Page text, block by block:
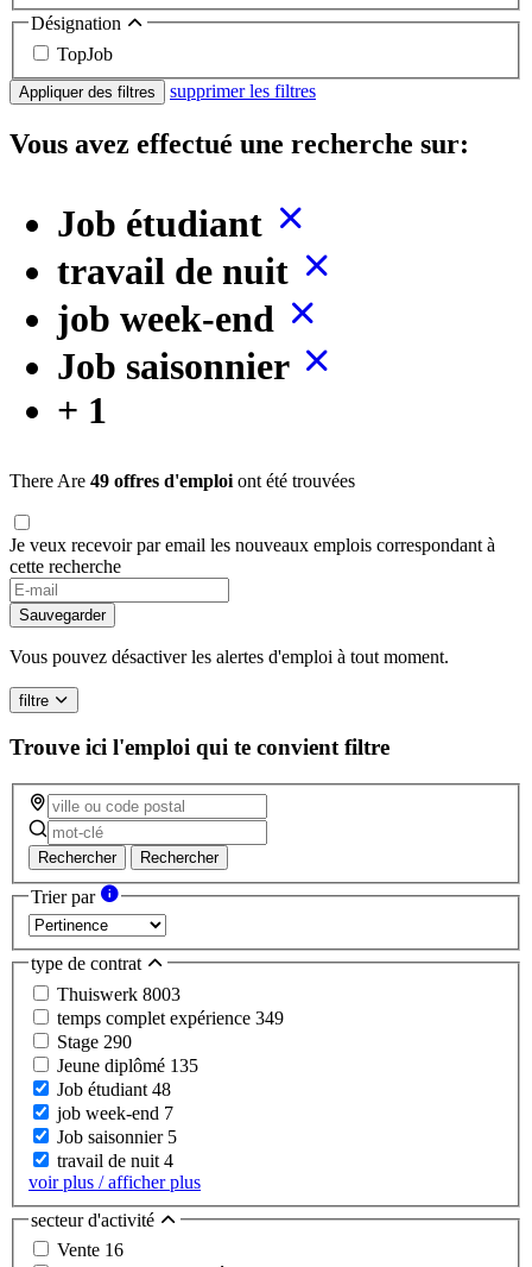
Désignation
TopJob
Appliquer des filtres supprimer les filtres
Vous avez effectué une recherche sur:
Job étudiant
travail de nuit
job week-end
Job saisonnier
+ 1
There Are 49 offres d'emploi ont été trouvées
Je veux recevoir par email les nouveaux emplois correspondant à
cette recherche
Sauvegarder
Vous pouvez désactiver les alertes d'emploi à tout moment.
filtre
Trouve ici l'emploi qui te convient filtre
Rechercher Rechercher
Trier par
type de contrat
Thuiswerk 8003
temps complet expérience 349
Stage 290
Jeune diplômé 135
Job étudiant 48
job week-end 7
Job saisonnier 5
travail de nuit 4
voir plus / afficher plus
secteur d'activité
Vente 16